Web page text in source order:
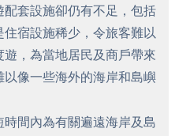
套設施卻仍有不足，包括
宿設施稀少，令旅客難以
，為當地居民及商戶帶來
像一些海外的海岸和島嶼
間內為有關遍遠海岸及島